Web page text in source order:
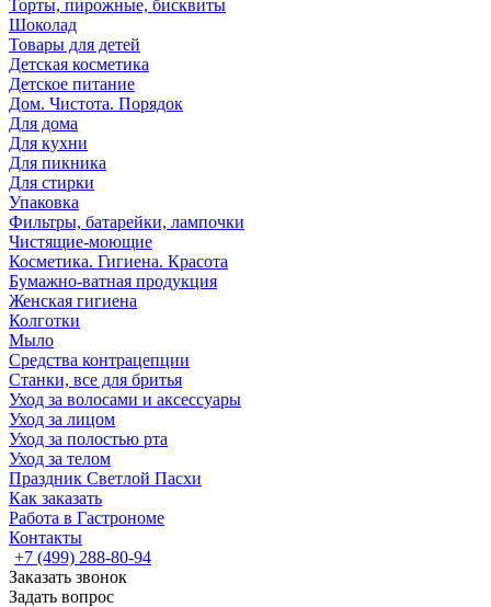
Торты, пирожные, бисквиты
Шоколад
Товары для детей
Детская косметика
Детское питание
Дом. Чистота. Порядок
Для дома
Для кухни
Для пикника
Для стирки
Упаковка
Фильтры, батарейки, лампочки
Чистящие-моющие
Косметика. Гигиена. Красота
Бумажно-ватная продукция
Женская гигиена
Колготки
Мыло
Средства контрацепции
Станки, все для бритья
Уход за волосами и аксессуары
Уход за лицом
Уход за полостью рта
Уход за телом
Праздник Светлой Пасхи
Как заказать
Работа в Гастрономе
Контакты
+7 (499) 288-80-94
Заказать звонок
Задать вопрос